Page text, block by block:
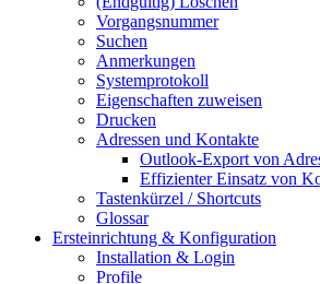
Vorgangsnummer
Suchen
Anmerkungen
Systemprotokoll
Eigenschaften zuweisen
Drucken
Adressen und Kontakte
Outlook-Export von
Effizienter Einsatz von
Tastenkürzel / Shortcuts
Glossar
Ersteinrichtung & Konfiguration
Installation & Login
Profile